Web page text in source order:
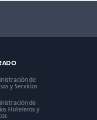
de
y Servicios
de
Hoteleros y